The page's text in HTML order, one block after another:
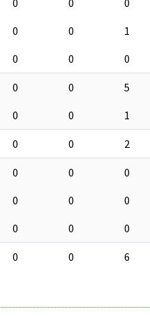
0 0 1
0 0 0
0 0 5
0 0 1
0 0 2
0 0 0
0 0 0
0 0 0
0 0 6